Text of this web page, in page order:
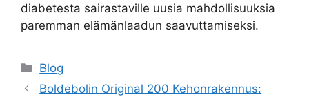
diabetesta sairastaville uusia mahdollisuuksia
paremman elämänlaadun saavuttamiseksi.
Blog
Boldebolin Original 200 Kehonrakennus: